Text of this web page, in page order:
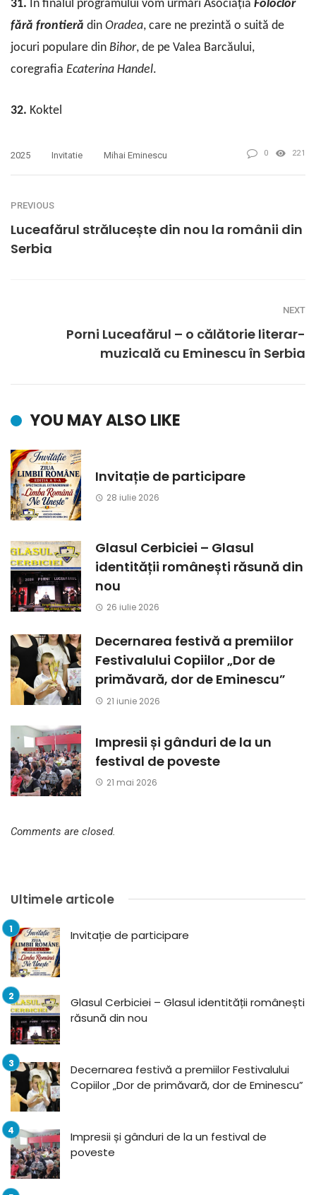
31. În finalul programului vom urmări Asociația Foloclor
fără frontieră din Oradea, care ne prezintă o suită de
jocuri populare din Bihor, de pe Valea Barcăului,
coregrafia Ecaterina Handel.
32. Koktel
2025 Invitatie Mihai Eminescu 0 221
PREVIOUS
Luceafărul strălucește din nou la românii din
Serbia
NEXT
Porni Luceafărul – o călătorie literar-
muzicală cu Eminescu în Serbia
YOU MAY ALSO LIKE
Invitație de participare
28 iulie 2026
Glasul Cerbiciei – Glasul
identității românești răsună din
nou
26 iulie 2026
Decernarea festivă a premiilor
Festivalului Copiilor „Dor de
primăvară, dor de Eminescu”
21 iunie 2026
Impresii și gânduri de la un
festival de poveste
21 mai 2026
Comments are closed.
Ultimele articole
Invitație de participare
Glasul Cerbiciei – Glasul identității românești
răsună din nou
Decernarea festivă a premiilor Festivalului
Copiilor „Dor de primăvară, dor de Eminescu”
Impresii și gânduri de la un festival de
poveste